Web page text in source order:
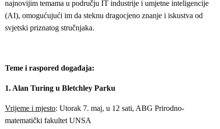
najnovijim temama u području IT industrije i umjetne inteligencije
(AI), omogućujući im da steknu dragocjeno znanje i iskustva od
svjetski priznatog stručnjaka.
Teme i raspored događaja:
1. Alan Turing u Bletchley Parku
Vrijeme i mjesto: Utorak 7. maj, u 12 sati, ABG Prirodno-
matematički fakultet UNSA